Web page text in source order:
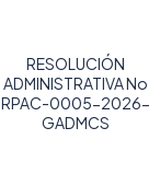
RESOLUCIÓN
ADMINISTRATIVA No
RPAC-0005-2026-
GADMCS